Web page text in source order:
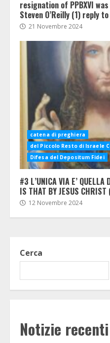
resignation of PPBXVI
Steven O’Reilly (1) reply
21 Novembre 2024
catena di preghiera
del Piccolo Resto di Israele
Difesa del Depositum Fidei
#3 L’UNICA VIA E’ QUELLA
IS THAT BY JESUS
12 Novembre 2024
Cerca
Notizie recenti